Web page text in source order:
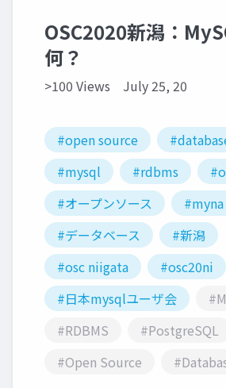
OSC2020新潟：
何？
>100 Views July 25, 20
#open source
#mysql
#rdbms
#オープンソース
#myna
#データベース
#新潟
#osc niigata
#osc20ni
#日本mysqlユーザ会
#RDBMS
#PostgreSQL
#Open Source